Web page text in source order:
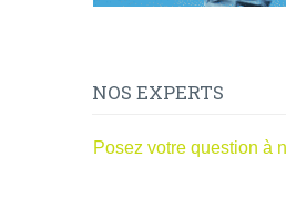
NOS EXPERTS
Posez votre question à